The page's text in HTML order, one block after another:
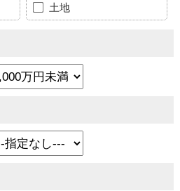
土地